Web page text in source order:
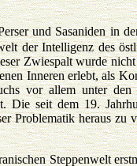
und Sasaniden in
der Intelligenz des
Zwiespalt wurde
Inneren erlebt, als
vor allem unter den
Die seit dem 19.
Problematik heraus zu
Steppenwelt